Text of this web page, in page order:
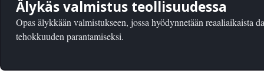
Älykäs valmistus teollisuudessa
Opas älykkään valmistukseen, jossa hyödynnetään reaaliaikaista
tehokkuuden parantamiseksi.